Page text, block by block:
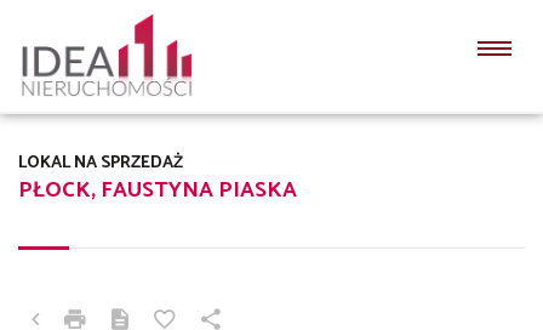
PŁOCK, FAUSTYNA PIASKA
LOKAL NA SPRZEDAŻ